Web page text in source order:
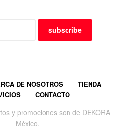
subscribe
DE NOSOTROS
TIENDA
CONTACTO
y promociones son de DEKORA
México.